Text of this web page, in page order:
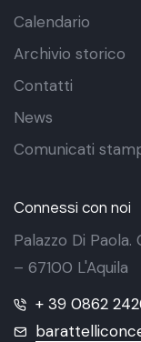
Calendario
Archivio storico
Contatti
News
Comunicati
Connessi con noi
Palazzo Di
– 67100 L'Aquila
+ 39 0862